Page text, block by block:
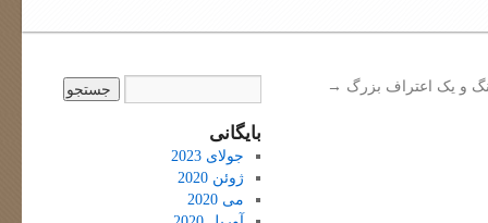
و یک اعتراف بزرگ →
بایگانی
جولای 2023
ژوئن 2020
می 2020